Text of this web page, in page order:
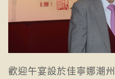
歡迎午宴設於佳寧娜潮